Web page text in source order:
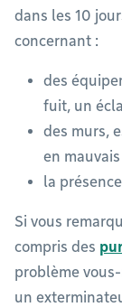
dans les 10
concernant :
des
fuit, un
des murs,
en
la
Si vous
compris des
problème
un